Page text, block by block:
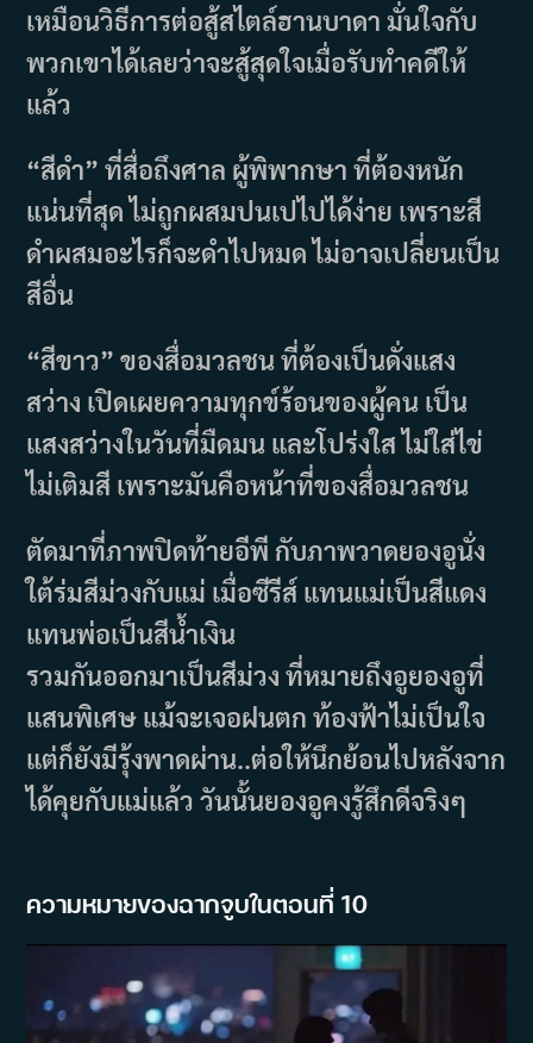
เหมือนวิธีการต่อสู้สไตล์ฮานบาดา มั่นใจกับ
พวกเขาได้เลยว่าจะสู้สุดใจเมื่อรับทำคดีให้
แล้ว
“สีดำ” ที่สื่อถึงศาล ผู้พิพากษา ที่ต้องหนัก
แน่นที่สุด ไม่ถูกผสมปนเปไปได้ง่าย เพราะสี
ดำผสมอะไรก็จะดำไปหมด ไม่อาจเปลี่ยนเป็น
สีอื่น
“สีขาว” ของสื่อมวลชน ที่ต้องเป็นดั่งแสง
สว่าง เปิดเผยความทุกข์ร้อนของผู้คน เป็น
แสงสว่างในวันที่มืดมน และโปร่งใส ไม่ใส่ไข่
ไม่เติมสี เพราะมันคือหน้าที่ของสื่อมวลชน
ตัดมาที่ภาพปิดท้ายอีพี กับภาพวาดยองอูนั่ง
ใต้ร่มสีม่วงกับแม่ เมื่อซีรีส์ แทนแม่เป็นสีแดง
แทนพ่อเป็นสีน้ำเงิน
รวมกันออกมาเป็นสีม่วง ที่หมายถึงอูยองอูที่
แสนพิเศษ แม้จะเจอฝนตก ท้องฟ้าไม่เป็นใจ
แต่ก็ยังมีรุ้งพาดผ่าน..ต่อให้นึกย้อนไปหลังจาก
ได้คุยกับแม่แล้ว วันนั้นยองอูคงรู้สึกดีจริงๆ
ความหมายของฉากจูบในตอนที่ 10